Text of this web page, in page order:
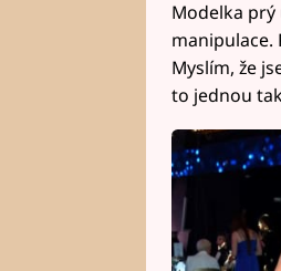
Modelka prý
manipulace.
Myslím, že
to jednou